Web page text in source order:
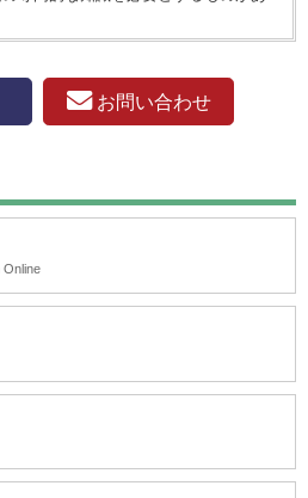
お問い合わせ
Online